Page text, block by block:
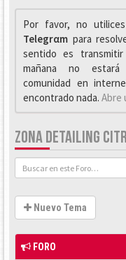
Por favor, no utilices
Telegrαm para
sentido es
mañana no estará
comunidad en
encontrado nada. Abre
ZONA DETAILING
Nuevo Tema
FORO